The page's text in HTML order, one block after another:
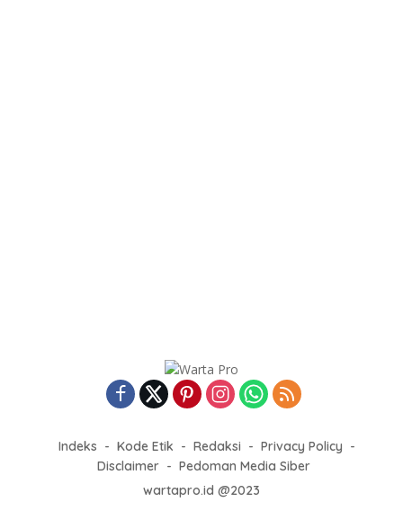
Indeks Kode Etik Redaksi
Privacy Policy
Disclaimer
Pedoman Media Siber
wartapro.id @2023